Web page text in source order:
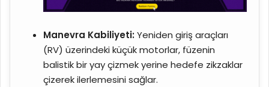
Manevra Kabiliyeti:Yeniden giriş araçları
(RV) üzerindeki küçük motorlar, füzenin
balistik bir yay çizmek yerine hedefe zikzaklar
çizerek ilerlemesini sağlar.